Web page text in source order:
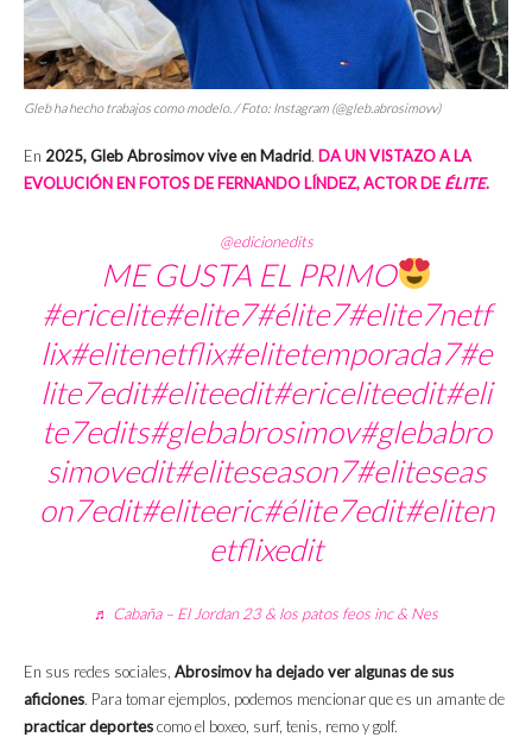
Gleb ha hecho trabajos como modelo. / Foto: Instagram (@gleb.abrosimovv)
En 2025, Gleb Abrosimov vive en Madrid. DA UN VISTAZO A LA
EVOLUCIÓN EN FOTOS DE FERNANDO LÍNDEZ, ACTOR DE ÉLITE.
@edicionedits
ME GUSTA EL PRIMO
#ericelite#elite7#élite7#elite7netf
lix#elitenetflix#elitetemporada7#e
lite7edit#eliteedit#ericeliteedit#eli
te7edits#glebabrosimov#glebabro
simovedit#eliteseason7#eliteseas
on7edit#eliteeric#élite7edit#eliten
etflixedit
♬ Cabaña – El Jordan 23 & los patos feos inc & Nes
En sus redes sociales, Abrosimov ha dejado ver algunas de sus
aficiones. Para tomar ejemplos, podemos mencionar que es un amante de
practicar deportescomo el boxeo, surf, tenis, remo y golf.